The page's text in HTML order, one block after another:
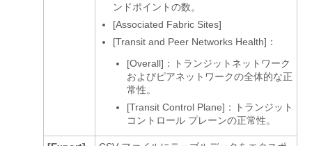
ンドポイントの数。
[Associated Fabric Sites]
[Transit and Peer Networks Health]：
[Overall]：トランジットネットワーク
およびピアネットワークの全体的な正
常性。
[Transit Control Plane]：トランジット
コントロール プレーンの正常性。